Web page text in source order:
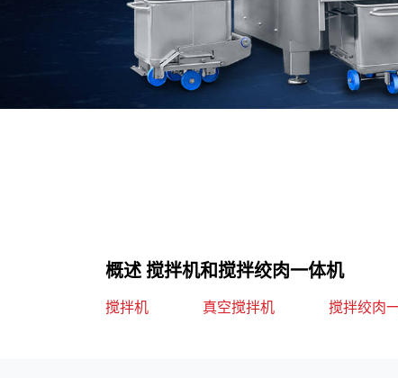
概述 搅拌机和搅拌绞肉一体机
搅拌机 真空搅拌机 搅拌绞肉